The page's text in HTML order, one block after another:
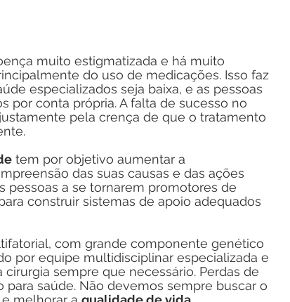
muito estigmatizada e há muito
do uso de medicações. Isso faz
especializados seja baixa, e as pessoas
por conta própria. A falta de sucesso no
pela crença de que o tratamento
tem por objetivo aumentar a
das suas causas e das ações
pessoas a se tornarem promotores de
construir sistemas de apoio adequados
com grande componente genético
por equipe multidisciplinar especializada e
sempre que necessário. Perdas de
saúde. Não devemos sempre buscar o